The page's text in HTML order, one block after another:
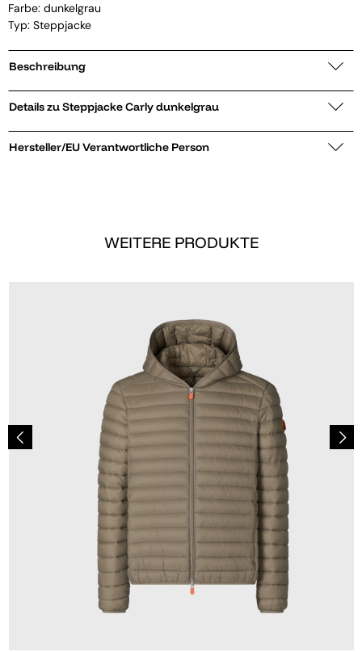
Farbe: dunkelgrau
Typ: Steppjacke
Beschreibung
Details zu Steppjacke Carly dunkelgrau
Hersteller/EU Verantwortliche Person
WEITERE PRODUKTE